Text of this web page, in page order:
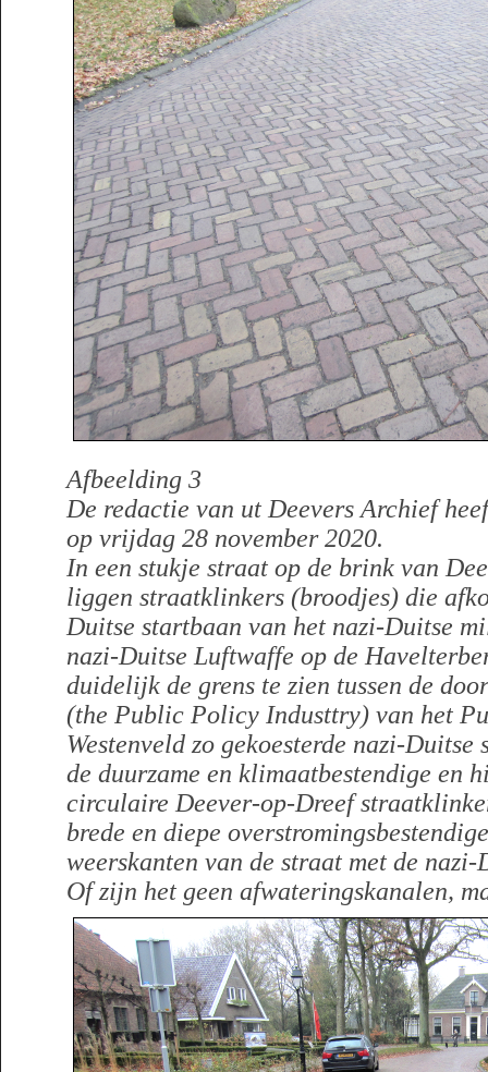
Afbeelding 3
De redactie van ut Deevers Archief
op vrijdag 28 november 2020.
In een stukje straat op de brink van
liggen straatklinkers (broodjes) die
Duitse startbaan van het nazi-Duitse
nazi-Duitse Luftwaffe op de
duidelijk de grens te zien tussen de
(the Public Policy Industtry) van het
Westenveld zo gekoesterde nazi-
de duurzame en klimaatbestendige en
circulaire Deever-op-Dreef
brede en diepe
weerskanten van de straat met de
Of zijn het geen afwateringskanalen,